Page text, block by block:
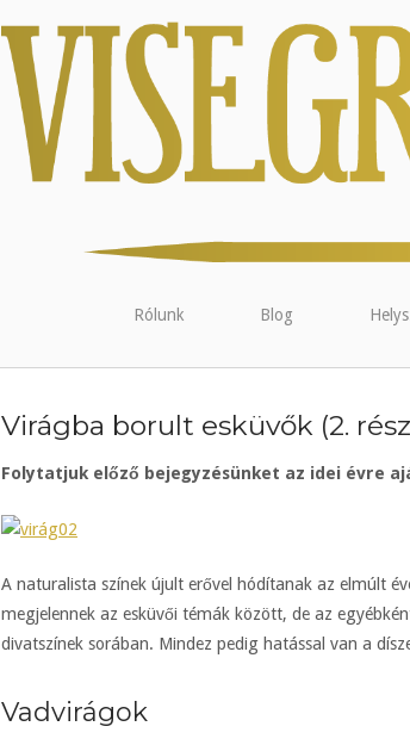
Rólunk Blog
Virágba borult esküvők (2.
Folytatjuk előző bejegyzésünket az idei évre
A naturalista színek újult erővel hódítanak az elmúlt
megjelennek az esküvői témák között, de az
divatszínek sorában. Mindez pedig hatással van a
Vadvirágok